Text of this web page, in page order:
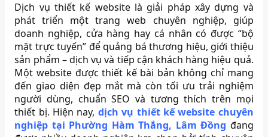
Dịch vụ thiết kế website là giải pháp xây dựng và
phát triển một trang web chuyên nghiệp, giúp
doanh nghiệp, cửa hàng hay cá nhân có được “bộ
mặt trực tuyến” để quảng bá thương hiệu, giới thiệu
sản phẩm – dịch vụ và tiếp cận khách hàng hiệu quả.
Một website được thiết kế bài bản không chỉ mang
đến giao diện đẹp mắt mà còn tối ưu trải nghiệm
người dùng, chuẩn SEO và tương thích trên mọi
thiết bị. Hiện nay, dịch vụ thiết kế website chuyên
nghiệp tại Phường Hàm Thắng, Lâm Đồng đang